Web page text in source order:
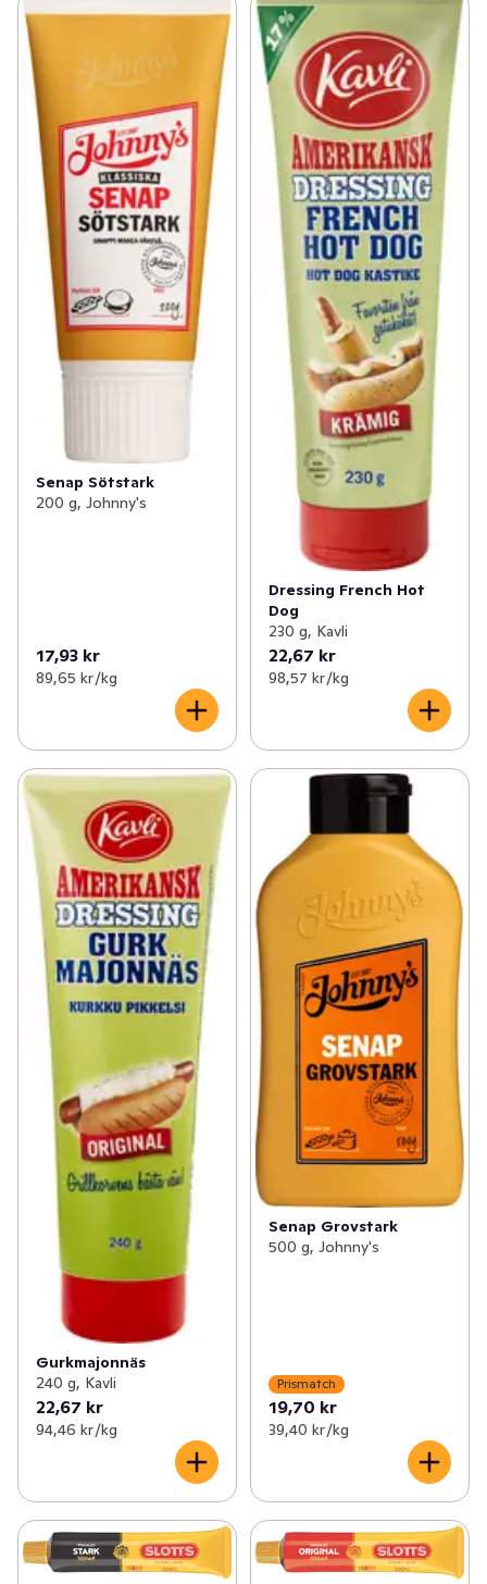
Senap Sötstark
200 g, Johnny's
17,93 kr
89,65 kr /kg
Dressing French Hot
Dog
230 g, Kavli
22,67 kr
98,57 kr /kg
Gurkmajonnäs
240 g, Kavli
22,67 kr
94,46 kr /kg
Senap Grovstark
500 g, Johnny's
Prismatch
19,70 kr
39,40 kr /kg